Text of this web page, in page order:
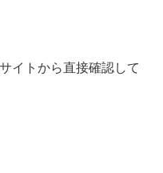
イトから直接確認して